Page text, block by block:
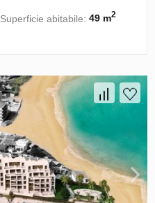
Superficie abitabile:49 m2